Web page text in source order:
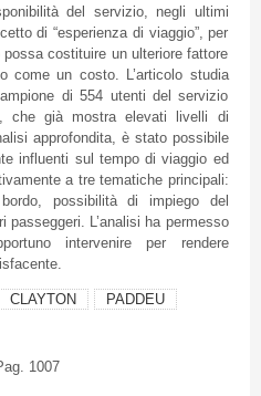
del servizio, negli ultimi
di “esperienza di viaggio”, per
costituire un ulteriore fattore
come un costo. L’articolo studia
di 554 utenti del servizio
che già mostra elevati livelli di
approfondita, è stato possibile
influenti sul tempo di viaggio ed
a tre tematiche principali:
bordo, possibilità di impiego del
passeggeri. L’analisi ha permesso
intervenire per rendere
CLAYTON
PADDEU
1007